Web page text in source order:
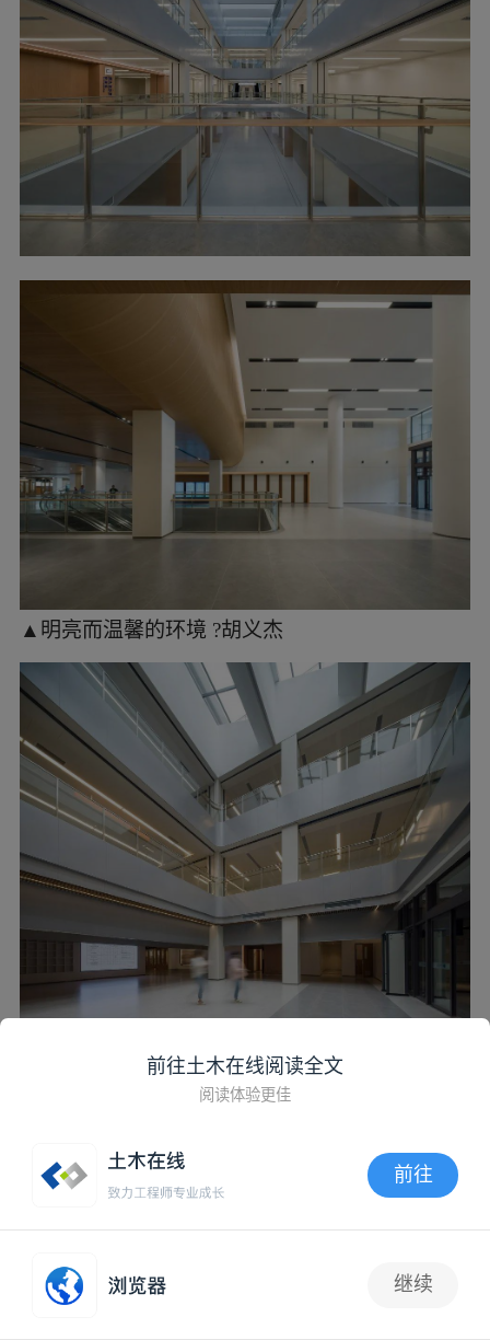
▲让患者在就诊过程中感受到充分的舒适与便利 ?
胡义杰
前往土木在线阅读全文
阅读体验更佳
前往
继续